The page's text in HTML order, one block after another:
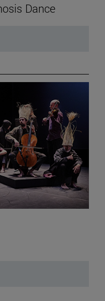
Dance